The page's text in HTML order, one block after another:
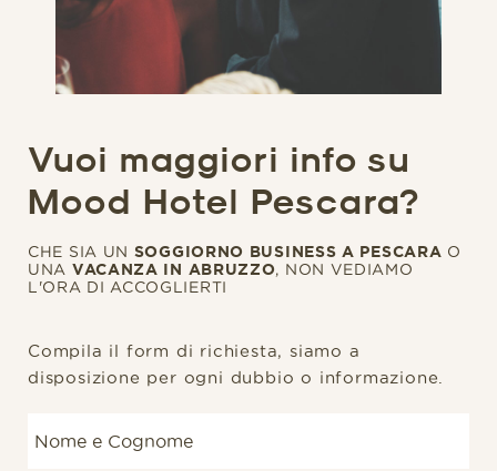
Vuoi maggiori info su
Mood Hotel Pescara?
CHE SIA UN SOGGIORNO BUSINESS A PESCARA O
UNA VACANZA IN ABRUZZO, NON VEDIAMO
L'ORA DI ACCOGLIERTI
Compila il form di richiesta, siamo a
disposizione per ogni dubbio o informazione.